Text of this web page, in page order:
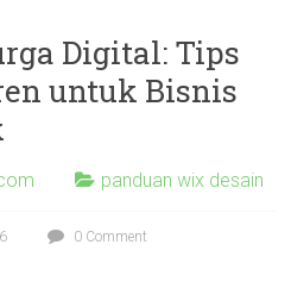
Digital: Tips
untuk Bisnis
panduan wix desain
6 0 Comment